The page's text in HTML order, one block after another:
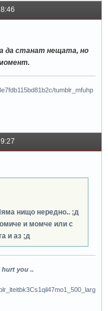
да станат нещата, но
tumblr_mfuhp
нищо нередно.. ;д
и момче или с
и аз ;д
hurt you ..